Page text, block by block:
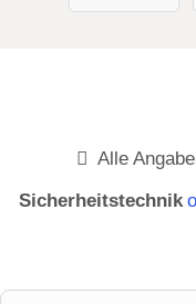
Alle
Sicherheitstechnik